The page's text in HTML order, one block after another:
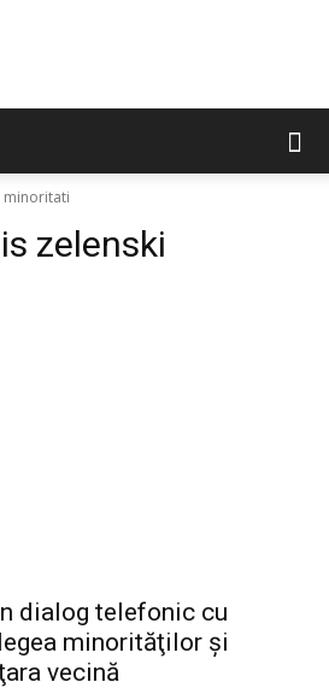
minoritati
zelenski
dialog telefonic cu
minorităţilor şi
vecină